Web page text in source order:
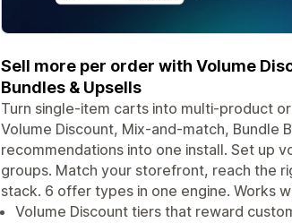
Sell more per order with Volume
Bundles & Upsells
Turn single-item carts into multi-product
Volume Discount, Mix-and-match, Bundle
recommendations into one install. Set up
groups. Match your storefront, reach the
stack. 6 offer types in one engine. Works
Volume Discount tiers that reward